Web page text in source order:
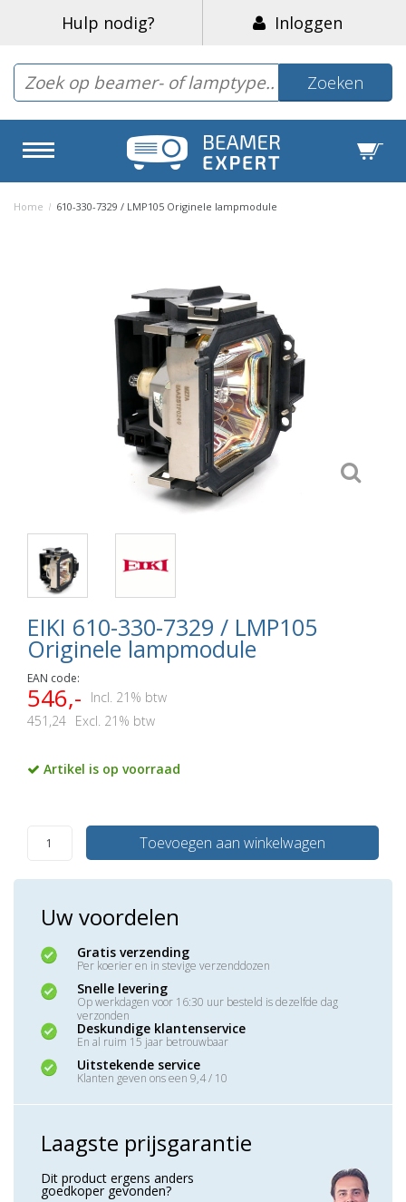
Hulp nodig? Inloggen
Zoeken
Home / 610-330-7329 / LMP105 Originele lampmodule
EIKI 610-330-7329 / LMP105
Originele lampmodule
EAN code:
546,-
Incl. 21% btw
451,24 Excl. 21% btw
Artikel is op voorraad
Toevoegen aan winkelwagen
Uw voordelen
Gratis verzending
Per koerier en in stevige verzenddozen
Snelle levering
Op werkdagen voor 16:30 uur besteld is dezelfde dag
verzonden
Deskundige klantenservice
En al ruim 15 jaar betrouwbaar
Uitstekende service
Klanten geven ons een 9,4 / 10
Laagste prijsgarantie
Dit product ergens anders
goedkoper gevonden?